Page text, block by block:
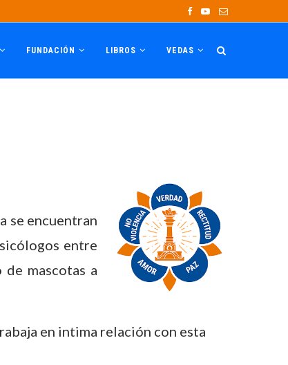
FUNDACIÓN LIBROS VEDAS
se encuentran
entre
mascotas a
en intima relación con esta